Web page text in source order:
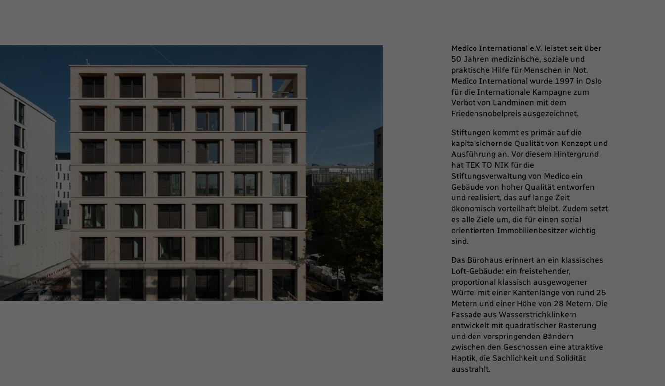
Medico International e.V. leistet seit über
50 Jahren medizinische, soziale und
praktische Hilfe für Menschen in Not.
Medico International wurde 1997 in Oslo
für die Internationale Kampagne zum
Verbot von Landminen mit dem
Friedensnobelpreis ausgezeichnet.
Stiftungen kommt es primär auf die
kapitalsichernde Qualität von Konzept und
Ausführung an. Vor diesem Hintergrund
hat TEK TO NIK für die
Stiftungsverwaltung von Medico ein
Gebäude von hoher Qualität entworfen
und realisiert, das auf lange Zeit
ökonomisch vorteilhaft bleibt. Zudem setzt
es alle Ziele um, die für einen sozial
orientierten Immobilienbesitzer wichtig
sind.
Das Bürohaus erinnert an ein klassisches
Loft-Gebäude: ein freistehender,
proportional klassisch ausgewogener
Würfel mit einer Kantenlänge von rund 25
Metern und einer Höhe von 28 Metern. Die
Fassade aus Wasserstrichklinkern
entwickelt mit quadratischer Rasterung
und den vorspringenden Bändern
zwischen den Geschossen eine attraktive
Haptik, die Sachlichkeit und Solidität
ausstrahlt.